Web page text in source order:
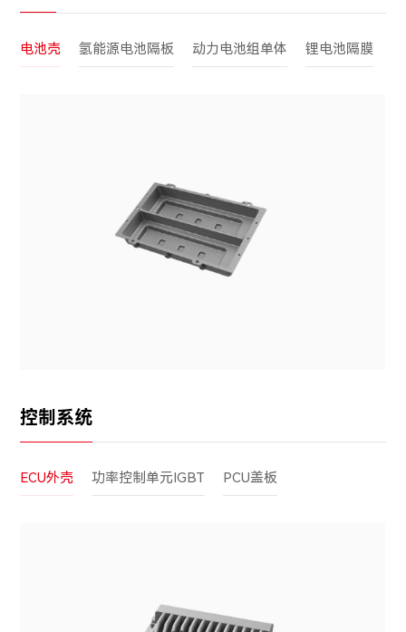
电池壳 氢能源电池隔板 动力电池组单体 锂电池隔膜
控制系统
ECU外壳 功率控制单元IGBT PCU盖板